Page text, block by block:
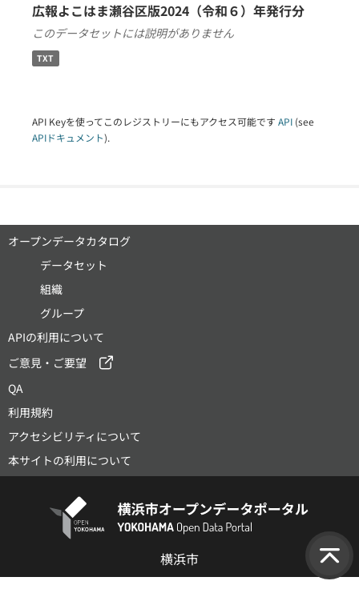
広報よこはま瀬谷区版2024（令和６）年発行分
このデータセットには説明がありません
TXT
API Keyを使ってこのレジストリーにもアクセス可能です API (see
APIドキュメント).
オープンデータカタログ
データセット
組織
グループ
APIの利用について
ご意見・ご要望
QA
利用規約
アクセシビリティについて
本サイトの利用について
横浜市